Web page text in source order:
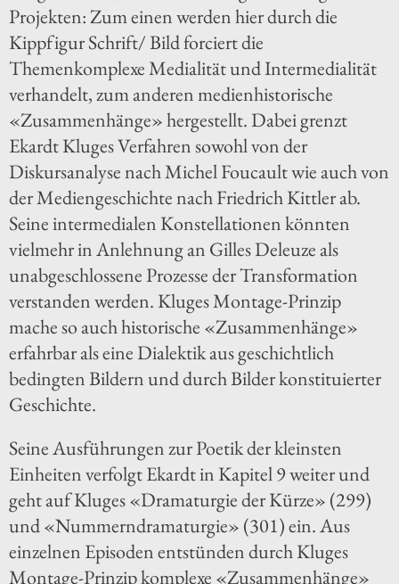
Projekten: Zum einen werden hier durch die
Kippfigur Schrift/ Bild forciert die
Themenkomplexe Medialität und Intermedialität
verhandelt, zum anderen medienhistorische
«Zusammenhänge» hergestellt. Dabei grenzt
Ekardt Kluges Verfahren sowohl von der
Diskursanalyse nach Michel Foucault wie auch von
der Mediengeschichte nach Friedrich Kittler ab.
Seine intermedialen Konstellationen könnten
vielmehr in Anlehnung an Gilles Deleuze als
unabgeschlossene Prozesse der Transformation
verstanden werden. Kluges Montage-Prinzip
mache so auch historische «Zusammenhänge»
erfahrbar als eine Dialektik aus geschichtlich
bedingten Bildern und durch Bilder konstituierter
Geschichte.
Seine Ausführungen zur Poetik der kleinsten
Einheiten verfolgt Ekardt in Kapitel 9 weiter und
geht auf Kluges «Dramaturgie der Kürze» (299)
und «Nummerndramaturgie» (301) ein. Aus
einzelnen Episoden entstünden durch Kluges
Montage-Prinzip komplexe «Zusammenhänge»